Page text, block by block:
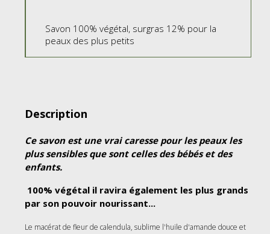
Savon 100% végétal, surgras 12% pour la
peaux des plus petits
Description
Ce savon est une vrai caresse pour les peaux les
plus sensibles que sont celles des bébés et des
enfants.
100% végétal il ravira également les plus grands
par son pouvoir nourissant...
Le macérat de fleur de calendula, sublime l'huile d'amande douce et